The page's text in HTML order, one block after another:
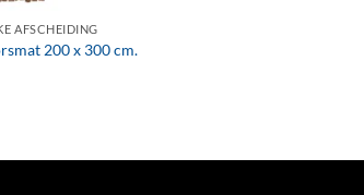
AFSCHEIDING
200 x 300 cm.